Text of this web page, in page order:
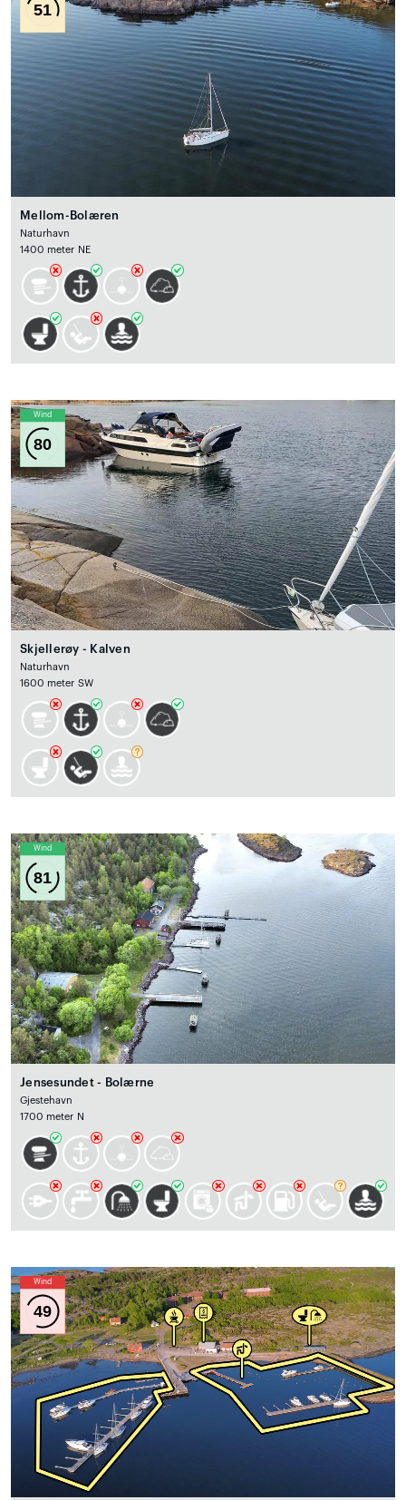
51
Mellom-Bolæren
Naturhavn
1400 meter NE
Wind
80
Skjellerøy - Kalven
Naturhavn
1600 meter SW
Wind
81
Jensesundet - Bolærne
Gjestehavn
1700 meter N
Wind
49